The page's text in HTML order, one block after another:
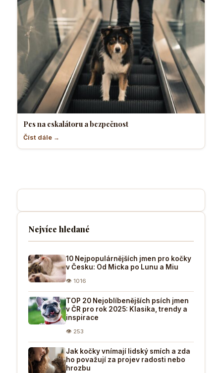
Pes na eskalátoru a bezpečnost
Číst dále →
Nejvíce hledané
10 Nejpopulárnějších jmen pro kočky
v Česku: Od Micka po Lunu a Miu
👁 1016
TOP 20 Nejoblíbenějších psích jmen
v ČR pro rok 2025: Klasika, trendy a
inspirace
👁 253
Jak kočky vnímají lidský smích a zda
ho považují za projev radosti nebo
hrozbu